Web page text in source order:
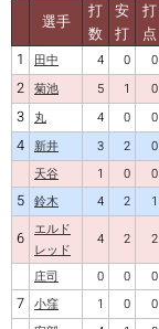
選手
打
数
安
打
打
点
1 田中 4 0 0
2 菊池 5 1 0
3 丸 4 0 0
4 新井 3 2 0
天谷
1 0 0
5 鈴木 4 2 1
6 エルド
レッド
4 2 2
庄司
0 0 0
7 小窪 1 0 0